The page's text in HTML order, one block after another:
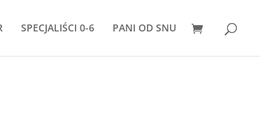
SPECJALIŚCI 0-6 PANI OD SNU